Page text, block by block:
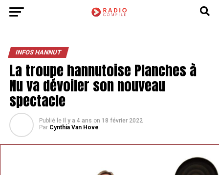
INFOS HANNUT
La troupe hannutoise Planches à
Nu va dévoiler son nouveau
spectacle
Publié le Il y a 4 ans on 18 février 2022
Par Cynthia Van Hove